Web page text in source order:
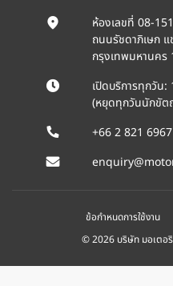
ห้องเลขที่ 08-
ถนนรัชดาภิเษก
กรุงเทพมหานคร
เปิดบริการทุกวัน
(หยุดทุกวันนักขัต
+66 2 821 6967
ข้อกำหนดการใช้งาน
© 2026 บริษัท มอเตอ